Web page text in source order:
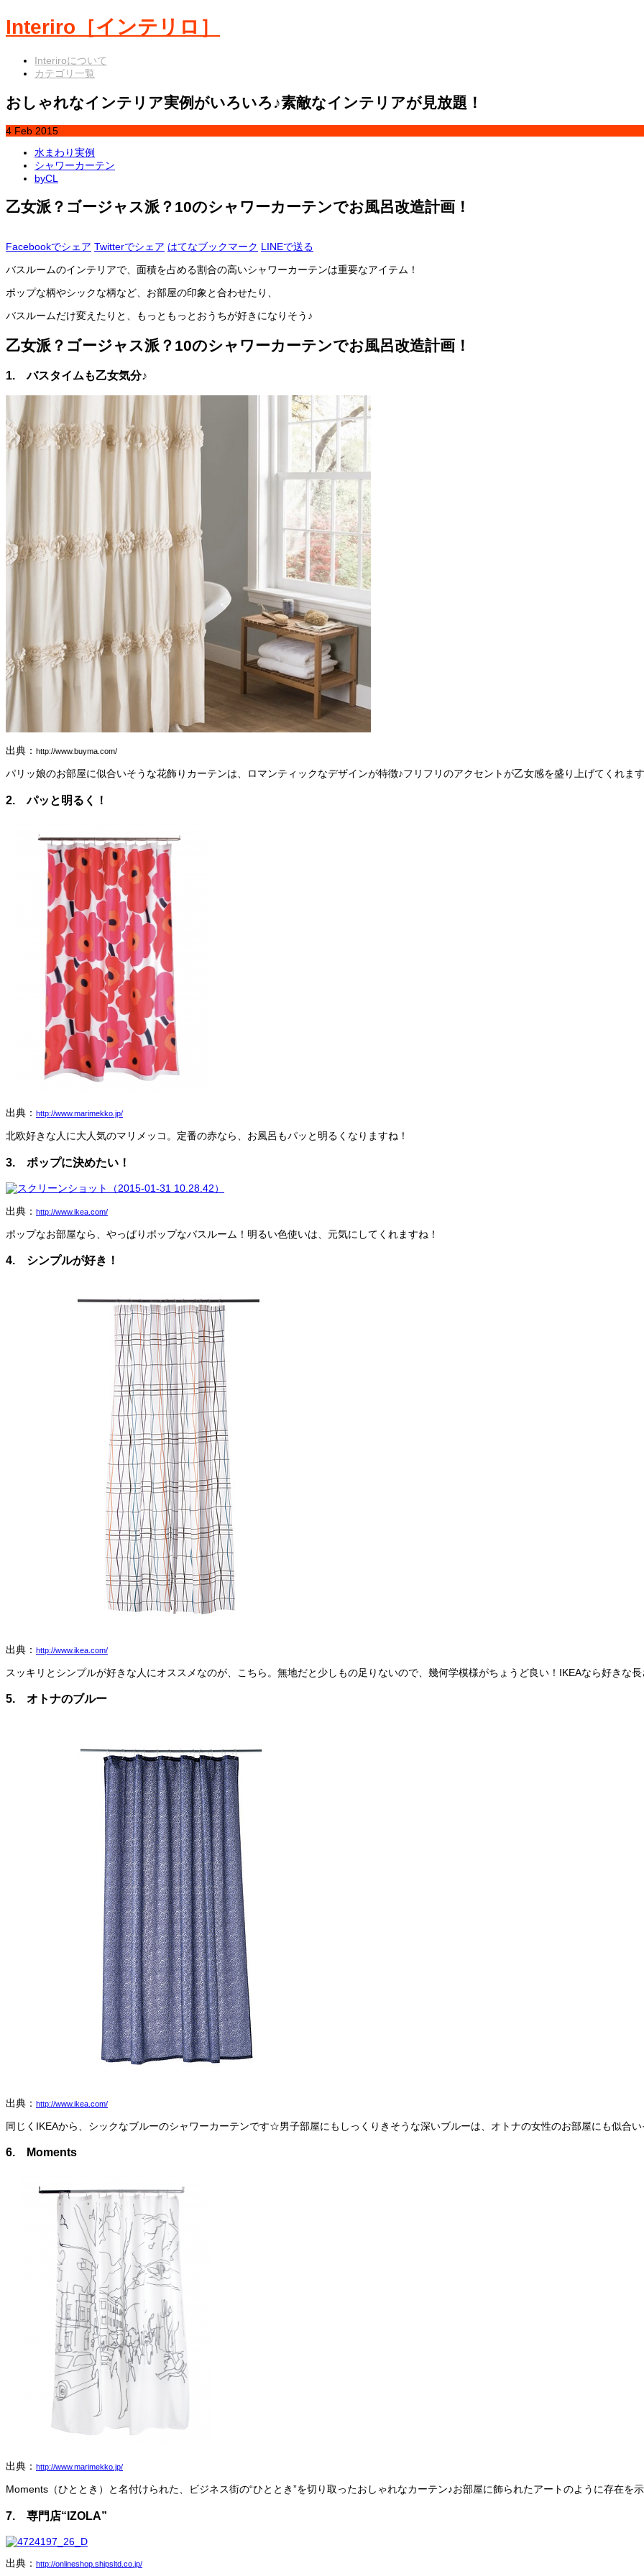
Interiro［インテリロ］
Interiroについて
カテゴリ一覧
おしゃれなインテリア実例がいろいろ♪素敵なインテリアが見放題！
4 Feb 2015
水まわり実例
シャワーカーテン
byCL
乙女派？ゴージャス派？10のシャワーカーテンでお風呂改造計画！
Facebookでシェア Twitterでシェア はてなブックマーク LINEで送る
バスルームのインテリアで、面積を占める割合の高いシャワーカーテンは重要なアイテム！
ポップな柄やシックな柄など、お部屋の印象と合わせたり、
バスルームだけ変えたりと、もっともっとおうちが好きになりそう♪
乙女派？ゴージャス派？10のシャワーカーテンでお風呂改造計画！
1. バスタイムも乙女気分♪
出典： http://www.buyma.com/
パリッ娘のお部屋に似合いそうな花飾りカーテンは、ロマンティックなデザインが特徴♪フリフリのアクセントが乙女感を盛り上げてくれま
2. パッと明るく！
出典： http://www.marimekko.jp/
北欧好きな人に大人気のマリメッコ。定番の赤なら、お風呂もパッと明るくなりますね！
3. ポップに決めたい！
出典： http://www.ikea.com/
ポップなお部屋なら、やっぱりポップなバスルーム！明るい色使いは、元気にしてくれますね！
4. シンプルが好き！
出典： http://www.ikea.com/
スッキリとシンプルが好きな人にオススメなのが、こちら。無地だと少しもの足りないので、幾何学模様がちょうど良い！IKEAなら好きな
5. オトナのブルー
出典： http://www.ikea.com/
同じくIKEAから、シックなブルーのシャワーカーテンです☆男子部屋にもしっくりきそうな深いブルーは、オトナの女性のお部屋にも似合
6. Moments
出典： http://www.marimekko.jp/
Moments（ひととき）と名付けられた、ビジネス街の“ひととき”を切り取ったおしゃれなカーテン♪お部屋に飾られたアートのように存在を
7. 専門店“IZOLA”
出典： http://onlineshop.shipsltd.co.jp/